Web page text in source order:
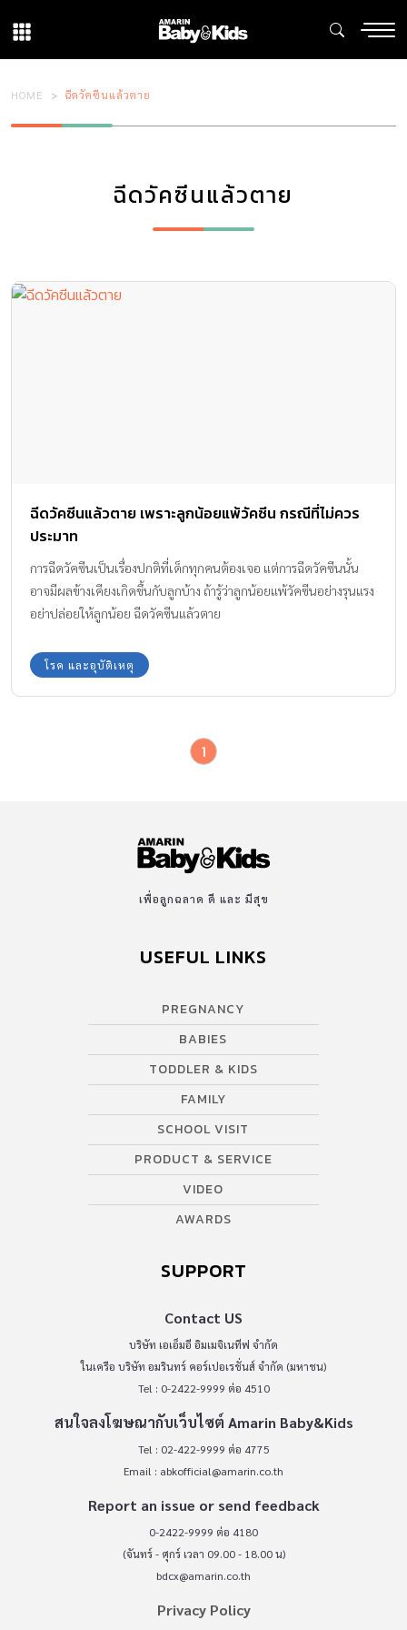
HOME ฉีดวัคซีนแล้วตาย
ฉีดวัคซีนแล้วตาย
ฉีดวัคซีนแล้วตาย เพราะลูกน้อยแพ้วัคซีน กรณีที่ไม่ควร
ประมาท
การฉีดวัคซีนเป็นเรื่องปกติที่เด็กทุกคนต้องเจอ แต่การฉีดวัคซีนนั้น
อาจมีผลข้างเคียงเกิดขึ้นกับลูกบ้าง ถ้ารู้ว่าลูกน้อยแพ้วัคซีนอย่างรุนแรง
อย่าปล่อยให้ลูกน้อย ฉีดวัคซีนแล้วตาย
โรค และอุบัติเหตุ
1
เพื่อลูกฉลาด ดี และ มีสุข
USEFUL LINKS
PREGNANCY
BABIES
TODDLER & KIDS
FAMILY
SCHOOL VISIT
PRODUCT & SERVICE
VIDEO
AWARDS
SUPPORT
Contact US
บริษัท เอเอ็มอี อิมเมจิเนทีฟ จำกัด
ในเครือ บริษัท อมรินทร์ คอร์เปอเรชั่นส์ จำกัด (มหาชน)
Tel : 0-2422-9999 ต่อ 4510
สนใจลงโฆษณากับเว็บไซต์ Amarin Baby&Kids
Tel : 02-422-9999 ต่อ 4775
Email : abkofficial@amarin.co.th
Report an issue or send feedback
0-2422-9999 ต่อ 4180
(จันทร์ - ศุกร์ เวลา 09.00 - 18.00 น)
bdcx@amarin.co.th
Privacy Policy